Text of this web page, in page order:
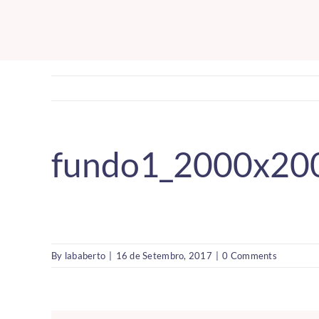
By lababerto | 16 de Setembro, 2017 | 0 Comments